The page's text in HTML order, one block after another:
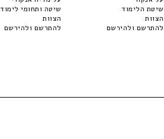
שיטת הלימוד
הצוות
להתרשם ולהירשם
שיטה ותחומי לימוד
הצוות
להתרשם ולהירשם